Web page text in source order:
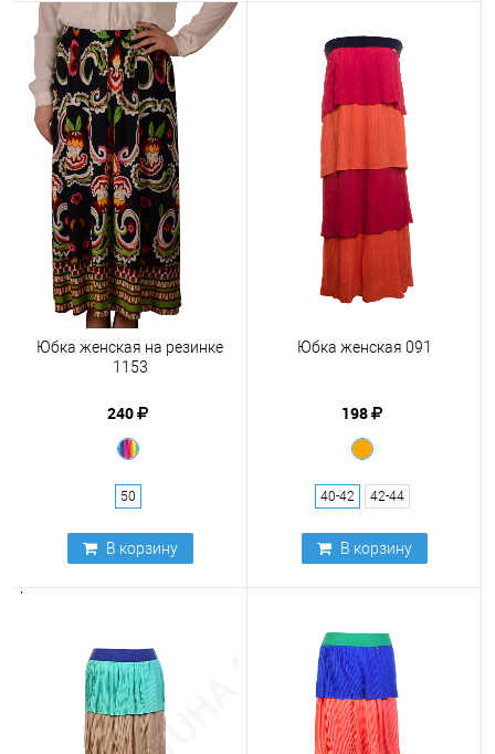
Юбка женская на резинке
1153
240
50
В корзину
Юбка женская 091
198
40-42 42-44
В корзину